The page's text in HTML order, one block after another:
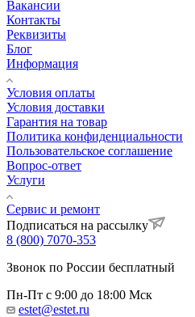
Вакансии
Контакты
Реквизиты
Блог
Информация
Условия оплаты
Условия доставки
Гарантия на товар
Политика конфиденциальности
Пользовательское соглашение
Вопрос-ответ
Услуги
Сервис и ремонт
Подписаться на рассылку
8 (800) 7070-353
Звонок по России бесплатный
Пн-Пт с 9:00 до 18:00 Мск
estet@estet.ru